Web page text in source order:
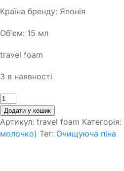
Країна бренду: Японія
Обʼєм: 15 мл
travel foam
3 в наявності
Кількість
Додати у кошик
Артикул: travel foam Категорія:
молочко) Тег: Очищуюча піна